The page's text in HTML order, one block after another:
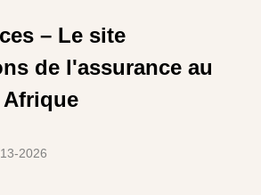
– Le site
de l'assurance au
Afrique
2026